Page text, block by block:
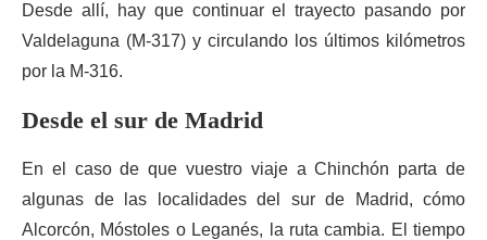
Desde allí, hay que continuar el trayecto pasando por
Valdelaguna (M-317) y circulando los últimos kilómetros
por la M-316.
Desde el sur de Madrid
En el caso de que vuestro viaje a Chinchón parta de
algunas de las localidades del sur de Madrid, cómo
Alcorcón, Móstoles o Leganés, la ruta cambia. El tiempo